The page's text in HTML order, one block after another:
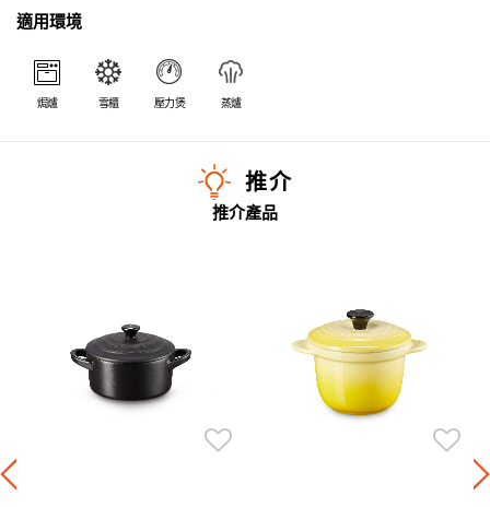
適用環境
焗爐 雪櫃 壓力煲 蒸爐
推介
推介產品